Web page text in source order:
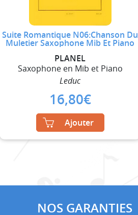
Suite Romantique N06:Chanson Du
Muletier Saxophone Mib Et Piano
PLANEL
Saxophone en Mib et Piano
Leduc
16,80€
Ajouter
NOS GARANTIES